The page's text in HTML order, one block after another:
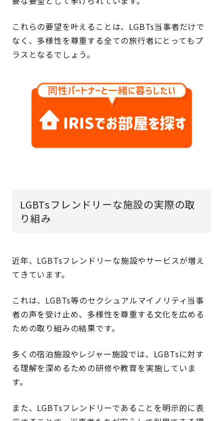
これらの要望を叶えることは、LGBTs当事者だけで
なく、多様性を尊重する全ての旅行者にとってもプ
ラスとなるでしょう。
LGBTsフレンドリーな施設の実際の取
り組み
近年、LGBTsフレンドリーな施設やサービスが増え
てきています。
これは、LGBTs等のセクシュアルマイノリティ当事
者の声を受け止め、多様性を尊重する文化を広める
ための取り組みの結果です。
多くの宿泊施設やレジャー施設では、LGBTsに対す
る理解を深めるための研修や教育を実施していま
す。
また、LGBTsフレンドリーであることを明示的に表